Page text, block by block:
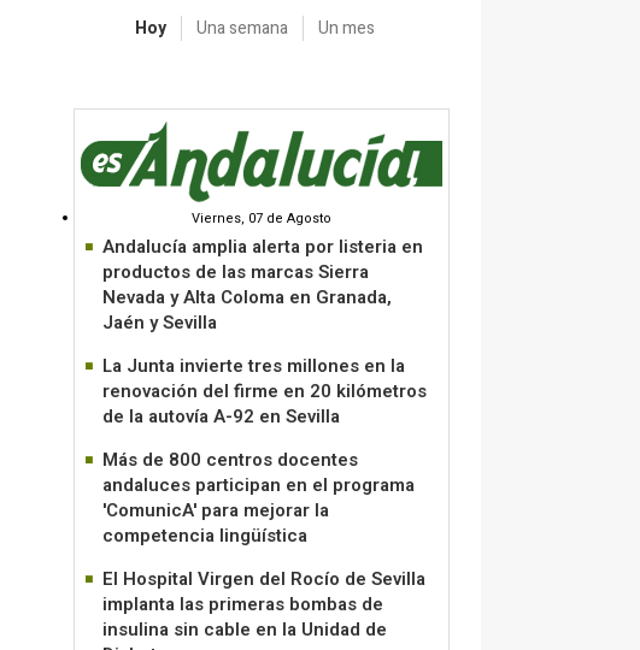
Hoy Una semana Un mes
Viernes, 07 de Agosto
Andalucía amplia alerta por listeria en
productos de las marcas Sierra
Nevada y Alta Coloma en Granada,
Jaén y Sevilla
La Junta invierte tres millones en la
renovación del firme en 20 kilómetros
de la autovía A-92 en Sevilla
Más de 800 centros docentes
andaluces participan en el programa
'ComunicA' para mejorar la
competencia lingüística
El Hospital Virgen del Rocío de Sevilla
implanta las primeras bombas de
insulina sin cable en la Unidad de